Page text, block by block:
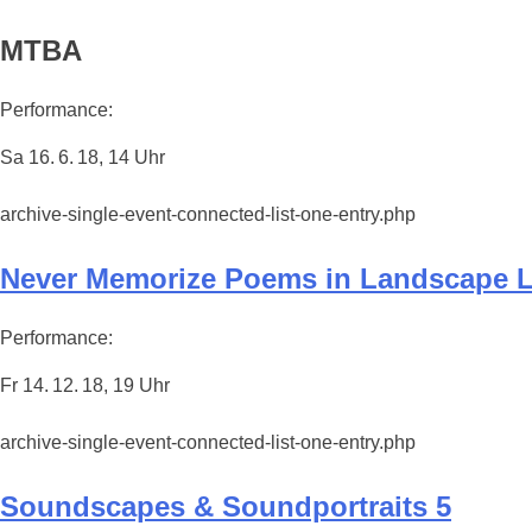
MTBA
Performance:
Sa 16. 6. 18, 14 Uhr
archive-single-event-connected-list-one-entry.php
Never Memorize Poems in Landscape
Performance:
Fr 14. 12. 18, 19 Uhr
archive-single-event-connected-list-one-entry.php
Soundscapes & Soundportraits 5